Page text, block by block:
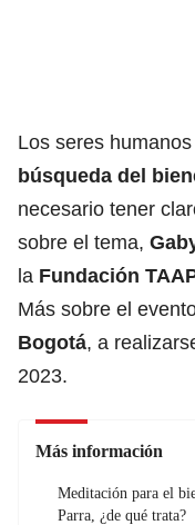
Los seres
búsqueda del
necesario tener
sobre el tema,
la Fundación
Más sobre el
Bogotá, a
2023.
Más información
Meditación para el
Parra, ¿de qué trata?